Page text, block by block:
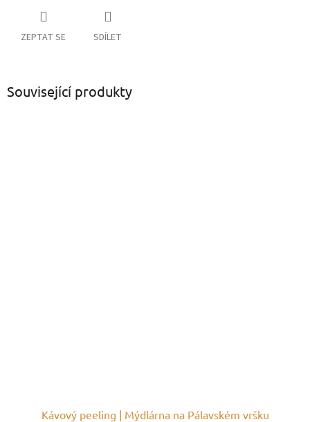
ZEPTAT SE SDÍLET
Související produkty
Kávový peeling | Mýdlárna na Pálavském vršku